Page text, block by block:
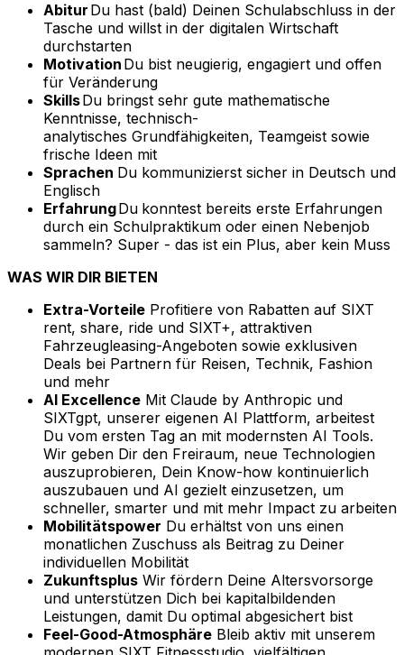
Abitur Du hast (bald) Deinen Schulabschluss in der
Tasche und willst in der digitalen Wirtschaft
durchstarten
Motivation Du bist neugierig, engagiert und offen
für Veränderung
SkillsDu bringst sehr gute mathematische
Kenntnisse, technisch-
analytisches Grundfähigkeiten, Teamgeist sowie
frische Ideen mit
Sprachen Du kommunizierst sicher in Deutsch und
Englisch
ErfahrungDu konntest bereits erste Erfahrungen
durch ein Schulpraktikum oder einen Nebenjob
sammeln? Super - das ist ein Plus, aber kein Muss
WAS WIR DIR BIETEN
Extra-Vorteile Profitiere von Rabatten auf SIXT
rent, share, ride und SIXT+, attraktiven
Fahrzeugleasing-Angeboten sowie exklusiven
Deals bei Partnern für Reisen, Technik, Fashion
und mehr
AI Excellence Mit Claude by Anthropic und
SIXTgpt, unserer eigenen AI Plattform, arbeitest
Du vom ersten Tag an mit modernsten AI Tools.
Wir geben Dir den Freiraum, neue Technologien
auszuprobieren, Dein Know-how kontinuierlich
auszubauen und AI gezielt einzusetzen, um
schneller, smarter und mit mehr Impact zu arbeiten
Mobilitätspower Du erhältst von uns einen
monatlichen Zuschuss als Beitrag zu Deiner
individuellen Mobilität
Zukunftsplus Wir fördern Deine Altersvorsorge
und unterstützen Dich bei kapitalbildenden
Leistungen, damit Du optimal abgesichert bist
Feel-Good-Atmosphäre Bleib aktiv mit unserem